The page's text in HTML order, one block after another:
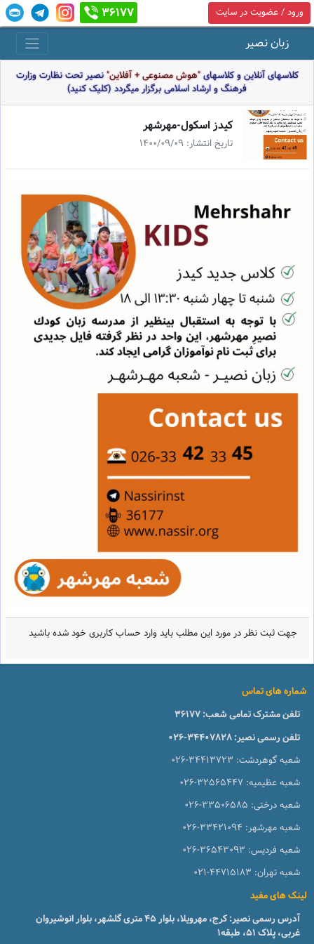
ورود / عضویت در سایت 36177
زبان نصیر
کلاسهای آنلاین و کلاسهای"هوش مصنوعی + آفلاین"نصیر تحت نظارت وزارت
فرهنگ و ارشاد اسلامی برگزار میگردد (کلیک کنید)
كيدز اسكول-مهرشهر
تاریخ انتشار: 1400/09/09
جهت ثبت نظر در مورد این مطلب باید وارد حساب کاربری خود شده باشید
شماره های تماس
تلفن مشترک تمامی شعب:36177
تلفن رسمی نصیر:026-34407828
شعبه گوهردشت: 026-34413723
شعبه عظیمیه: 026-32565447
شعبه درختی: 026-33506585
شعبه مهرشهر: 026-33421094
شعبه فردیس: 026-36543093
شعبه تهران: 021-44715183
لینک های مفید
آدرس رسمی نصیر: کرج، مهرویلا، بلوار 45 متری گلشهر، بلوار انوشیروان
غربی، پلاک 51، طبقه1